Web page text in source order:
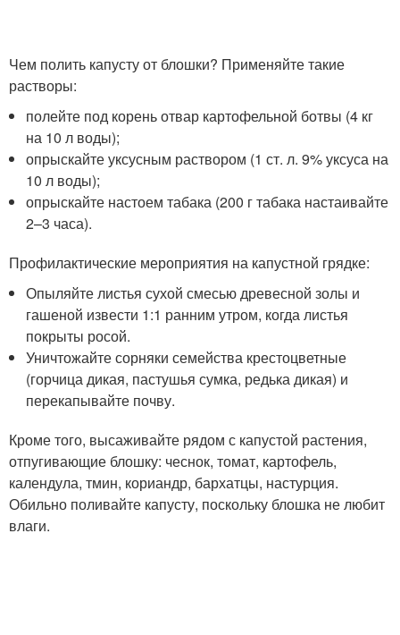
Чем полить капусту от блошки? Применяйте такие
растворы:
полейте под корень отвар картофельной ботвы (4 кг
на 10 л воды);
опрыскайте уксусным раствором (1 ст. л. 9% уксуса на
10 л воды);
опрыскайте настоем табака (200 г табака настаивайте
2–3 часа).
Профилактические мероприятия на капустной грядке:
Опыляйте листья сухой смесью древесной золы и
гашеной извести 1:1 ранним утром, когда листья
покрыты росой.
Уничтожайте сорняки семейства крестоцветные
(горчица дикая, пастушья сумка, редька дикая) и
перекапывайте почву.
Кроме того, высаживайте рядом с капустой растения,
отпугивающие блошку: чеснок, томат, картофель,
календула, тмин, кориандр, бархатцы, настурция.
Обильно поливайте капусту, поскольку блошка не любит
влаги.